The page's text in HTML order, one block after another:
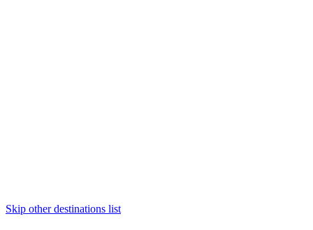
Skip other destinations list